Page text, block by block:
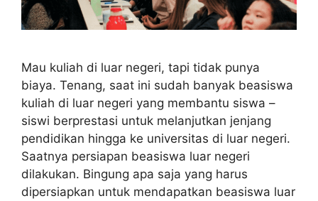
Mau kuliah di luar negeri, tapi tidak punya
biaya. Tenang, saat ini sudah banyak beasiswa
kuliah di luar negeri yang membantu siswa –
siswi berprestasi untuk melanjutkan jenjang
pendidikan hingga ke universitas di luar negeri.
Saatnya persiapan beasiswa luar negeri
dilakukan. Bingung apa saja yang harus
dipersiapkan untuk mendapatkan beasiswa luar